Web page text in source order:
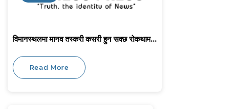
विमानस्थलमा मानव तस्करी कसरी हुन सक्छ रोकथाम...
Read More